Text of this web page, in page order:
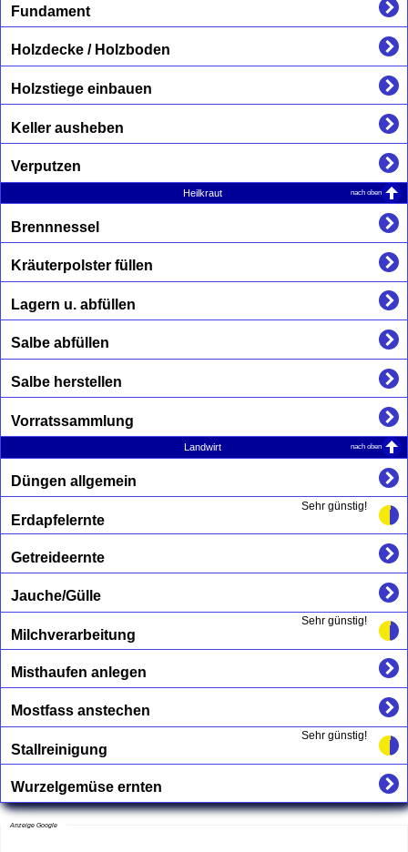
Fundament
Holzdecke / Holzboden
Holzstiege einbauen
Keller ausheben
Verputzen
Heilkraut nach oben
Brennnessel
Kräuterpolster füllen
Lagern u. abfüllen
Salbe abfüllen
Salbe herstellen
Vorratssammlung
Landwirt nach oben
Düngen allgemein
Sehr günstig!
Erdapfelernte
Getreideernte
Jauche/Gülle
Sehr günstig!
Milchverarbeitung
Misthaufen anlegen
Mostfass anstechen
Sehr günstig!
Stallreinigung
Wurzelgemüse ernten
Anzeige Google